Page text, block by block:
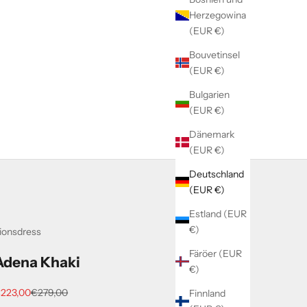
Herzegowina
(EUR €)
Bouvetinsel
(EUR €)
Bulgarien
(EUR €)
Dänemark
(EUR €)
Deutschland
(EUR €)
Estland (EUR
€)
Färöer (EUR
€)
Finnland
Khaki
Regulärer Preis
€279,00